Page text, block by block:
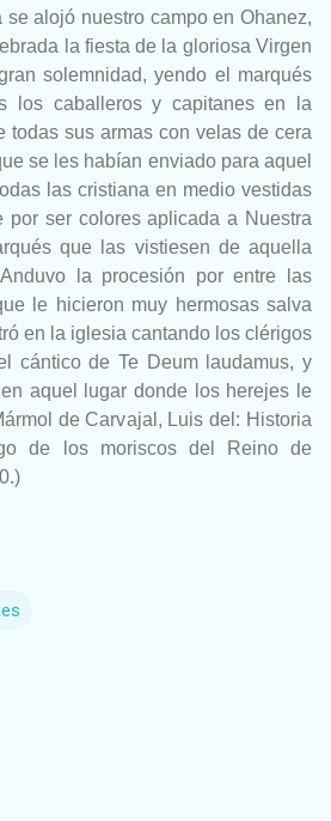
se alojó nuestro campo en Ohanez,
la fiesta de la gloriosa Virgen
solemnidad, yendo el marqués
los caballeros y capitanes en la
todas sus armas con velas de cera
se les habían enviado para aquel
las cristiana en medio vestidas
por ser colores aplicada a Nuestra
que las vistiesen de aquella
la procesión por entre las
le hicieron muy hermosas salva
en la iglesia cantando los clérigos
cántico de Te Deum laudamus, y
aquel lugar donde los herejes le
de Carvajal, Luis del: Historia
de los moriscos del Reino de